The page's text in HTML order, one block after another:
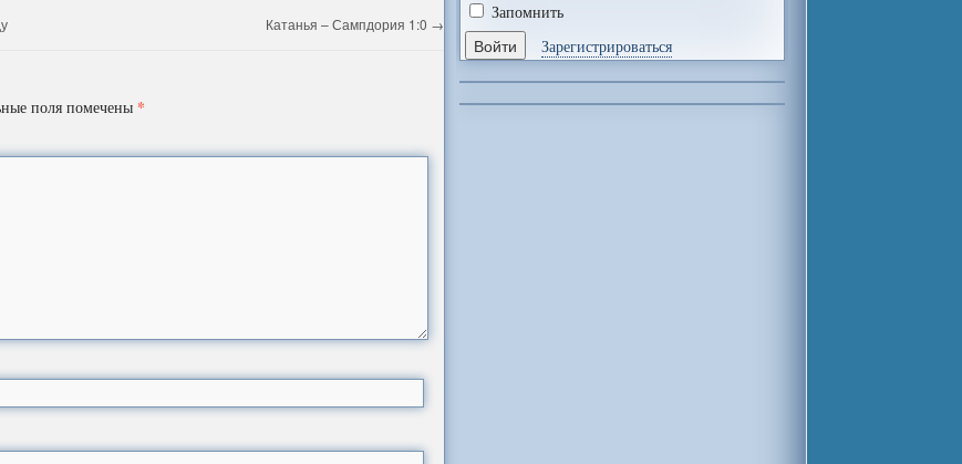
Катанья – Сампдория 1:0 →
поля помечены *
Запомнить
Зарегистрироваться